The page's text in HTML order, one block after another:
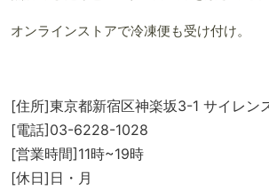
オンラインストアで冷凍便も受け付け。
[住所]東京都新宿区神楽坂3-1 サイレン
[電話]03-6228-1028
[営業時間]11時~19時
[休日]日・月